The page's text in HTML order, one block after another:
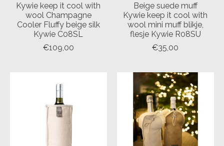
Kywie keep it cool with
wool Champagne
Cooler Fluffy beige silk
Kywie C08SL
€109,00
Beige suede muff
Kywie keep it cool with
wool mini muff blikje,
flesje Kywie R08SU
€35,00